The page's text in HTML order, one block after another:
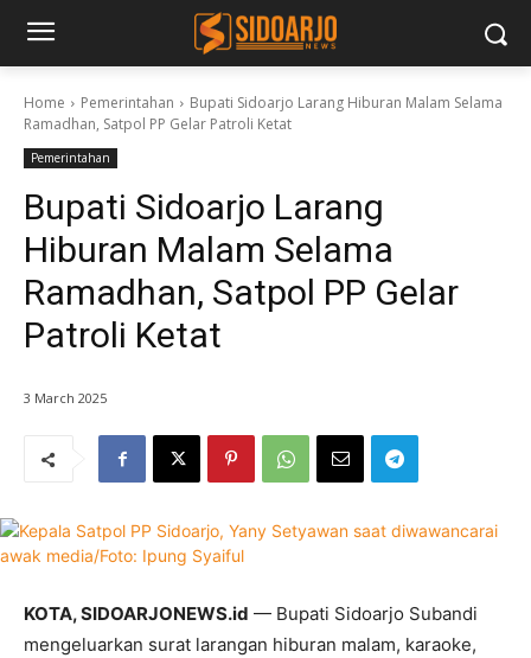
Home Pemerintahan
Bupati Sidoarjo Larang Hiburan Malam Selama
Ramadhan, Satpol PP Gelar Patroli Ketat
Pemerintahan
Bupati Sidoarjo Larang
Hiburan Malam Selama
Ramadhan, Satpol PP Gelar
Patroli Ketat
3 March 2025
KOTA, SIDOARJONEWS.id — Bupati Sidoarjo Subandi
mengeluarkan surat larangan hiburan malam, karaoke,